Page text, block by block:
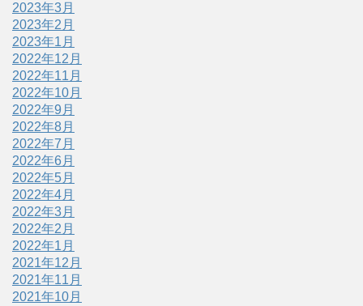
2023年3月
2023年2月
2023年1月
2022年12月
2022年11月
2022年10月
2022年9月
2022年8月
2022年7月
2022年6月
2022年5月
2022年4月
2022年3月
2022年2月
2022年1月
2021年12月
2021年11月
2021年10月